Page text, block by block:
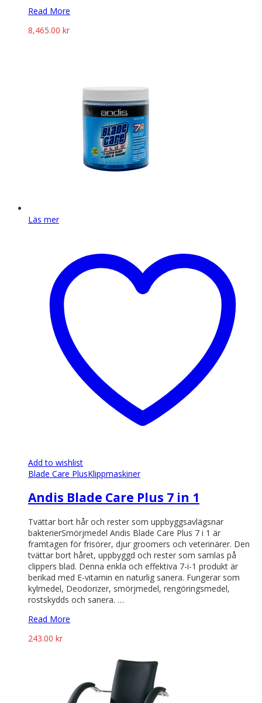
Read More
8,465.00 kr
Läs mer
Add to wishlist
Blade Care PlusKlippmaskiner
Andis Blade Care Plus 7 in 1
Tvättar bort hår och rester som uppbyggsavlägsnar
bakterierSmörjmedel Andis Blade Care Plus 7 i 1 är
framtagen för frisörer, djur groomers och veterinärer. Den
tvättar bort håret, uppbyggd och rester som samlas på
clippers blad. Denna enkla och effektiva 7-i-1 produkt är
berikad med E-vitamin en naturlig sanera. Fungerar som
kylmedel, Deodorizer, smörjmedel, rengöringsmedel,
rostskydds och sanera. …
Read More
243.00 kr